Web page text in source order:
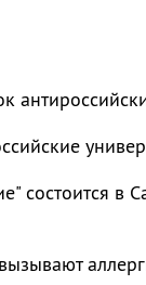
состоится в